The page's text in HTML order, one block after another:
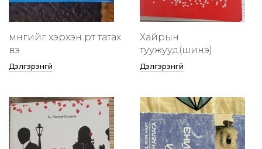
мөнгийг хэрхэн өөртөө татах
вэ
Дэлгэрэнгүй
Хайрын
туужууд(шинэ)
Дэлгэрэнгүй